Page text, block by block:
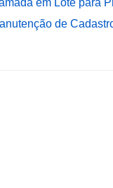
em Lote para
de